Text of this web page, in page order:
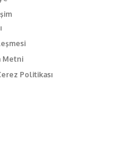
Metni
Politikası
Sok. No3/A Kadıköy İstanbul